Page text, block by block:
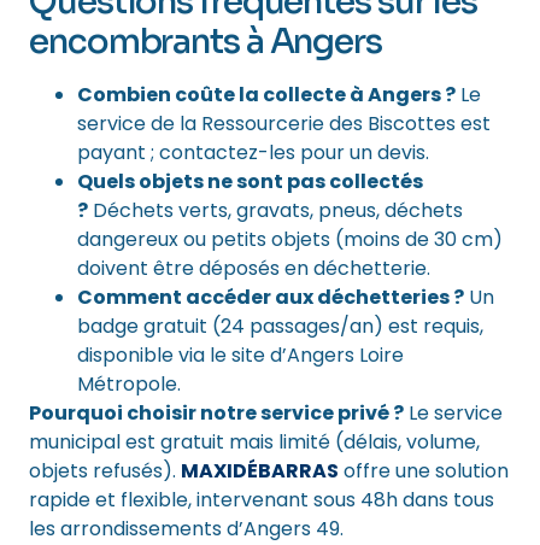
encombrants à Angers
Combien coûte la collecte à Angers ? Le
service de la Ressourcerie des Biscottes est
payant ; contactez-les pour un devis.
Quels objets ne sont pas collectés
? Déchets verts, gravats, pneus, déchets
dangereux ou petits objets (moins de 30 cm)
doivent être déposés en déchetterie.
Comment accéder aux déchetteries ? Un
badge gratuit (24 passages/an) est requis,
disponible via le site d’Angers Loire
Métropole.
Pourquoi choisir notre service privé ? Le service
municipal est gratuit mais limité (délais, volume,
objets refusés). MAXIDÉBARRAS offre une solution
rapide et flexible, intervenant sous 48h dans tous
les arrondissements d’Angers 49.